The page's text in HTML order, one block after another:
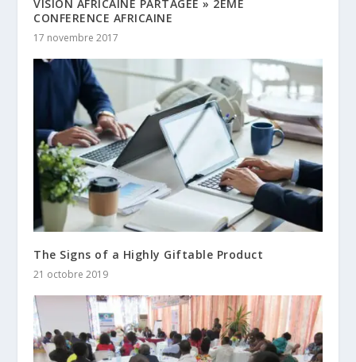
VISION AFRICAINE PARTAGÉE » 2EME
CONFERENCE AFRICAINE
17 novembre 2017
The Signs of a Highly Giftable Product
21 octobre 2019